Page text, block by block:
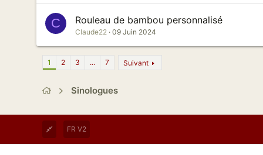
C Rouleau de bambou personnalisé
Claude22 09 Juin 2024
1 2 3 ... 7 Suivant
Sinologues
FR V2